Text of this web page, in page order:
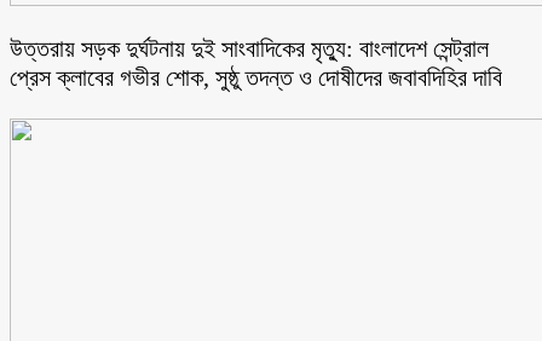
উত্তরায় সড়ক দুর্ঘটনায় দুই সাংবাদিকের মৃত্যু: বাংলাদেশ সেন্ট্রাল
প্রেস ক্লাবের গভীর শোক, সুষ্ঠু তদন্ত ও দোষীদের জবাবদিহির দাবি